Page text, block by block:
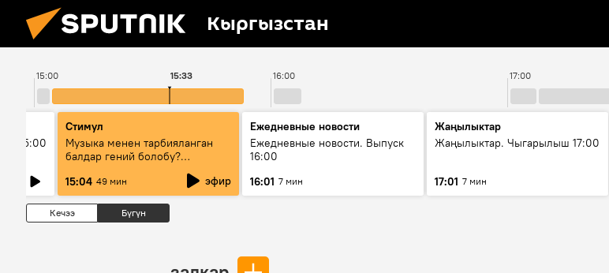
Кыргызстан
15:00 16:00 17:00
15:33
15:00
Стимул
Музыка менен тарбияланган
балдар гений болобу?
Кыргыздын жашоосунда
музыканын орду
15:04 49 мин эфир
Ежедневные новости
Ежедневные новости. Выпуск
16:00
16:01 7 мин
Жаңылыктар
Жаңылыктар. Чыгарылыш 17:00
17:01 7 мин
Кечээ Бүгүн